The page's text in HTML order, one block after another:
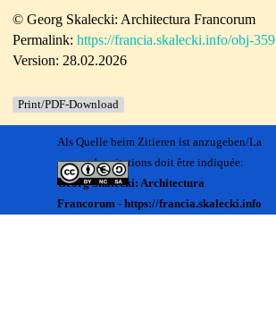
© Georg Skalecki: Architectura Francorum
Permalink: https://francia.skalecki.info/obj-359
Version: 28.02.2026
Print/PDF-Download
Als Quelle beim Zitieren ist anzugeben/La
source des citations doit être indiquée:
Georg Skalecki: Architectura
Francorum - https://francia.skalecki.info